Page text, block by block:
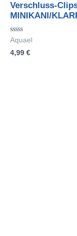
Verschluss-
MINIKANI/
Bewertet
mit
0
Aquael
4,99 €